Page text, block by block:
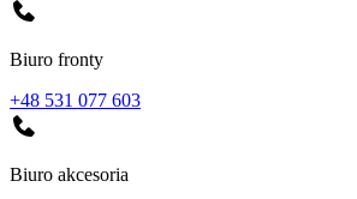
Biuro fronty
+48 531 077 603
Biuro akcesoria